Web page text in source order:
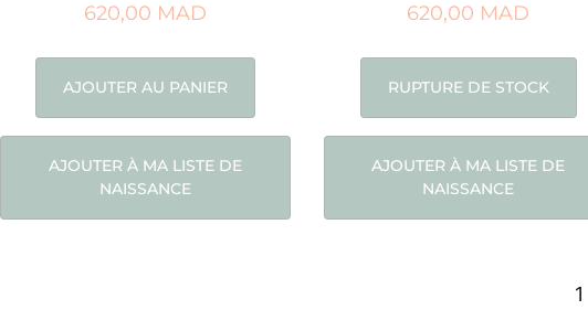
620,00 MAD
AJOUTER AU PANIER
AJOUTER À MA LISTE DE
NAISSANCE
620,00 MAD
RUPTURE DE STOCK
AJOUTER À MA LISTE DE
NAISSANCE
1